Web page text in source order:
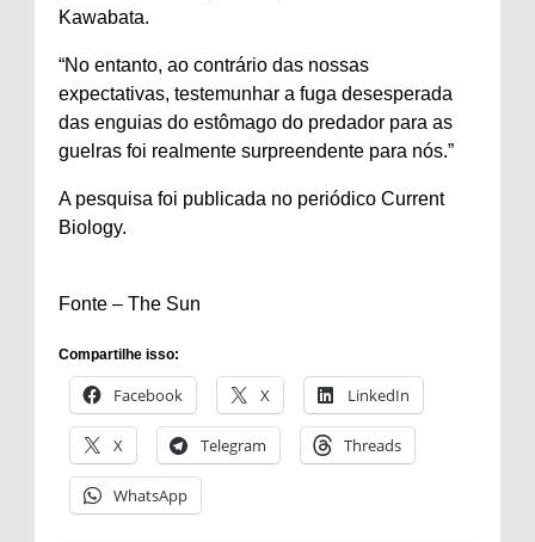
Kawabata.
“No entanto, ao contrário das nossas
expectativas, testemunhar a fuga desesperada
das enguias do estômago do predador para as
guelras foi realmente surpreendente para nós.”
A pesquisa foi publicada no periódico Current
Biology.
Fonte – The Sun
Compartilhe isso:
Facebook X LinkedIn
X Telegram Threads
WhatsApp